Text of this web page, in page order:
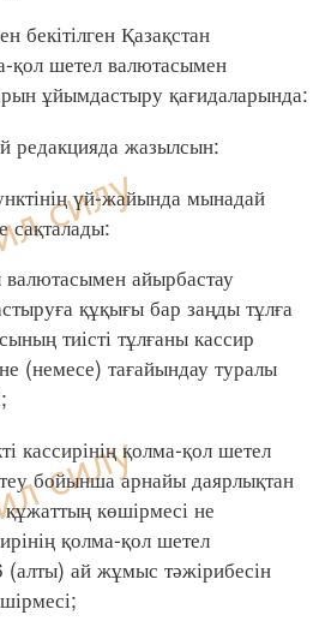
бекітілген Қазақстан
қол шетел валютасымен
ұйымдастыру қағидаларында:
редакцияда жазылсын:
үй-жайында мынадай
сақталады:
айырбастау
құқығы бар заңды тұлға
тиісті тұлғаны кассир
(немесе) тағайындау туралы
қолма-қол шетел
бойынша арнайы даярлықтан
көшірмесі не
қолма-қол шетел
ай жұмыс тәжірибесін